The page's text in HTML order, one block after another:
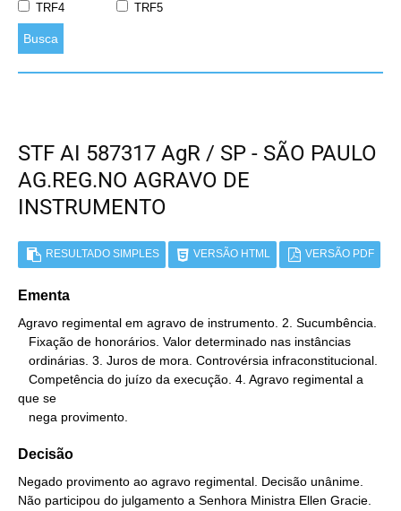
TRF4
TRF5
Busca
STF AI 587317 AgR / SP - SÃO PAULO
AG.REG.NO AGRAVO DE
INSTRUMENTO
RESULTADO SIMPLES VERSÃO HTML VERSÃO PDF
Ementa
Agravo regimental em agravo de instrumento. 2. Sucumbência.
que se
   nega provimento.
Decisão
Negado provimento ao agravo regimental. Decisão unânime.
Não participou do julgamento a Senhora Ministra Ellen Gracie.